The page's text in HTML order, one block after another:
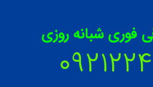
فوری شبانه روزی